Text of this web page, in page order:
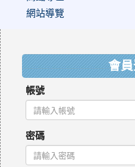
網站導覽
會
帳號
密碼